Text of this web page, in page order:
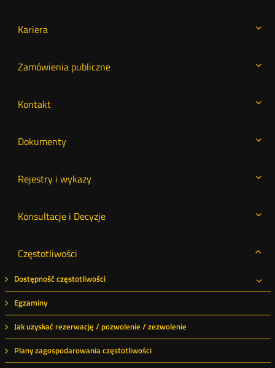
Kariera
Zamówienia publiczne
Kontakt
Dokumenty
Rejestry i wykazy
Konsultacje i Decyzje
Częstotliwości
Dostępność częstotliwości
Egzaminy
Jak uzyskać rezerwację / pozwolenie / zezwolenie
Plany zagospodarowania częstotliwości